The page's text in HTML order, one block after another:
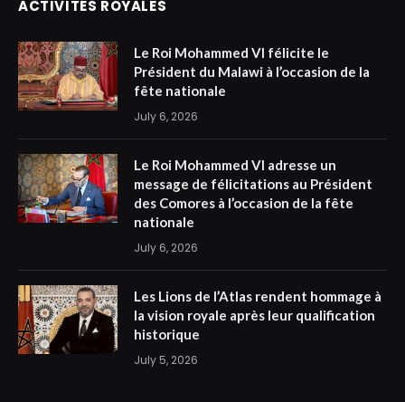
ACTIVITÉS ROYALES
Le Roi Mohammed VI félicite le
Président du Malawi à l’occasion de la
fête nationale
July 6, 2026
Le Roi Mohammed VI adresse un
message de félicitations au Président
des Comores à l’occasion de la fête
nationale
July 6, 2026
Les Lions de l’Atlas rendent hommage à
la vision royale après leur qualification
historique
July 5, 2026